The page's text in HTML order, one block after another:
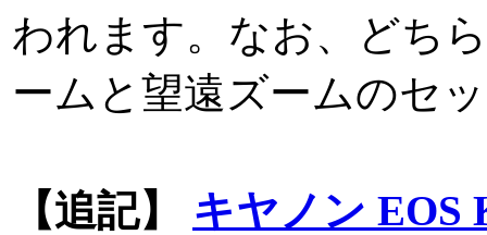
われます。なお、どち
ームと望遠ズームのセ
【追記】 キヤノン EOS